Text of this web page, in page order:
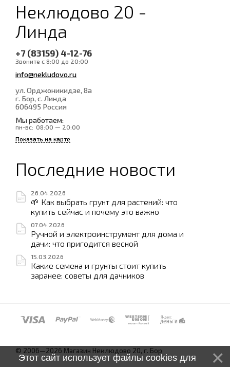
Неклюдово 20 -
Линда
+7 (83159) 4-12-76
Звоните с 8:00 до 20:00
info@nekludovo.ru
ул. Орджоникидзе, 8а
г. Бор, с. Линда
606495 Россия
Мы работаем:
пн-вс: 08:00 — 20:00
Показать на карте
Последние новости
26.04.2026
🌱 Как выбрать грунт для растений: что
купить сейчас и почему это важно
07.04.2026
Ручной и электроинструмент для дома и
дачи: что пригодится весной
15.03.2026
Какие семена и грунты стоит купить
заранее: советы для дачников
© 2006—2026 Магазин Неклюдово 20, г. Бор
Этот сайт использует файлы cookies для